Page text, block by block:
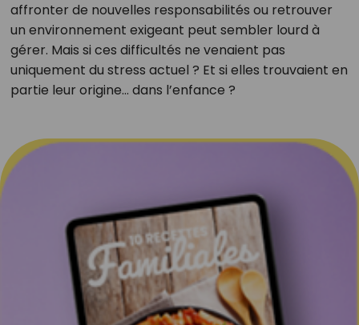
affronter de nouvelles responsabilités ou retrouver
un environnement exigeant peut sembler lourd à
gérer. Mais si ces difficultés ne venaient pas
uniquement du stress actuel ? Et si elles trouvaient en
partie leur origine… dans l’enfance ?